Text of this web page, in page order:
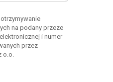
na podany przeze
i numer
przez
o.o.